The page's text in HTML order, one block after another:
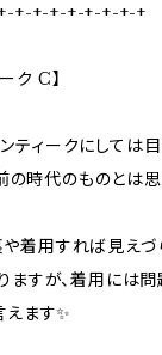
+-+-+-+-+-+-+-+
ク C】
ティークにしては
時代のものとは
着用すれば見えづ
すが、着用には問
ます✨